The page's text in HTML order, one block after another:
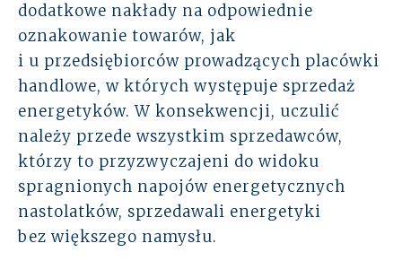
dodatkowe nakłady na odpowiednie
oznakowanie towarów, jak
i u przedsiębiorców prowadzących placówki
handlowe, w których występuje sprzedaż
energetyków. W konsekwencji, uczulić
należy przede wszystkim sprzedawców,
którzy to przyzwyczajeni do widoku
spragnionych napojów energetycznych
nastolatków, sprzedawali energetyki
bez większego namysłu.